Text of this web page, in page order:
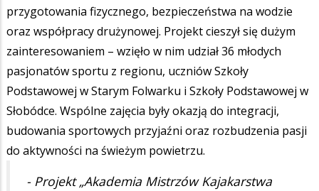
przygotowania fizycznego, bezpieczeństwa na wodzie
oraz współpracy drużynowej. Projekt cieszył się dużym
zainteresowaniem – wzięło w nim udział 36 młodych
pasjonatów sportu z regionu, uczniów Szkoły
Podstawowej w Starym Folwarku i Szkoły Podstawowej w
Słobódce. Wspólne zajęcia były okazją do integracji,
budowania sportowych przyjaźni oraz rozbudzenia pasji
do aktywności na świeżym powietrzu.
- Projekt „Akademia Mistrzów Kajakarstwa